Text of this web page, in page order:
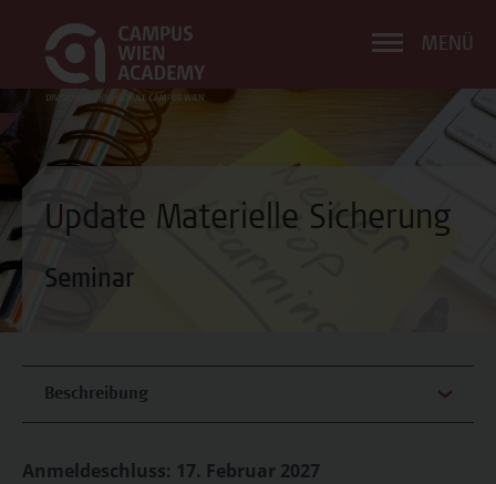
MENÜ
Update Materielle Sicherung
Seminar
Beschreibung
Anmeldeschluss: 17. Februar 2027